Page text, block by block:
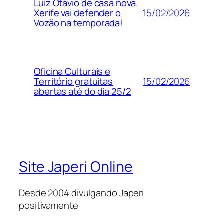
Luiz Otávio de casa nova.
Xerife vai defender o
Vozão na temporada!
15/02/2026
Oficina Culturais e
Território gratuitas
abertas até do dia 25/2
15/02/2026
Site Japeri Online
Desde 2004 divulgando Japeri
positivamente